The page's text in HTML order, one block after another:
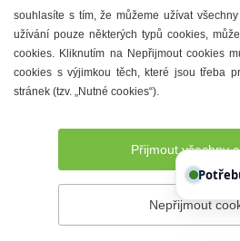
Restaurace
Městské muzeum
Denní
Prohlášení o přístupnosti
souhlasíte s tím, že můžeme užívat
užívání pouze některých typů cookies,
cookies. Kliknutím na Nepřijmout cookies
cookies s výjimkou těch, které jsou třeba
stránek (tzv. „Nutné cookies“).
Přijmout všechny
Nepřijmout
Potřebujete